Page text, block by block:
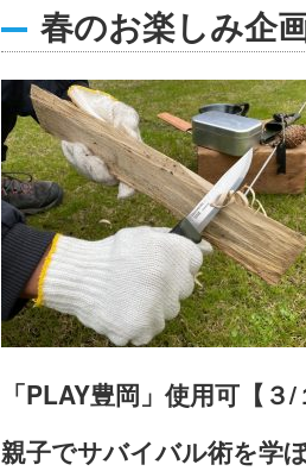
春のお楽しみ企
「PLAY豊岡」使用可【３/
親子でサバイバル術を学